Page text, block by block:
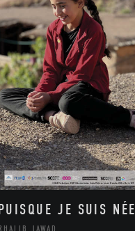
JE SUIS NÉE
JAWAD